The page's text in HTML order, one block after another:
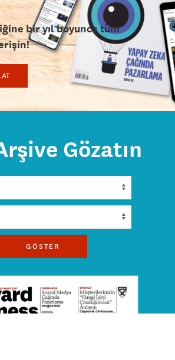
bir yıl boyunca tüm
Gözatın
GÖSTER